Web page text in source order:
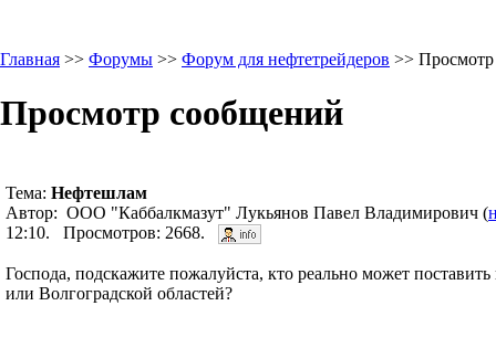
Главная >> Форумы >> Форум для нефтетрейдеров >>
Просмотр сообщений
Тема: Нефтешлам
Автор: ООО "Каббалкмазут" Лукьянов Павел Владимирович (
12:10. Просмотров: 2668.
Господа, подскажите пожалуйста, кто реально может
или Волгоградской областей?